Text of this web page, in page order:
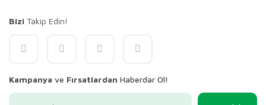
Bizi Takip Edin!
Kampanya ve Fırsatlardan Haberdar Ol!